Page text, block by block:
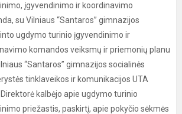
įgyvendinimo ir koordinavimo
su Vilniaus “Santaros” gimnazijos
ugdymo turinio įgyvendinimo ir
komandos veiksmų ir priemonių planu
“Santaros” gimnazijos socialinės
tinklaveikos ir komunikacijos UTA
kalbėjo apie ugdymo turinio
priežastis, paskirtį, apie pokyčio sėkmės